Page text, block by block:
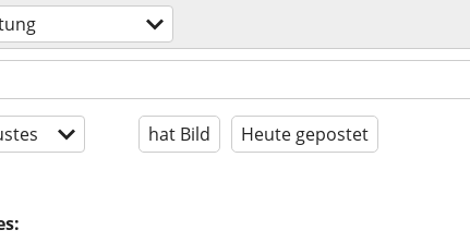
hat Bild Heute gepostet